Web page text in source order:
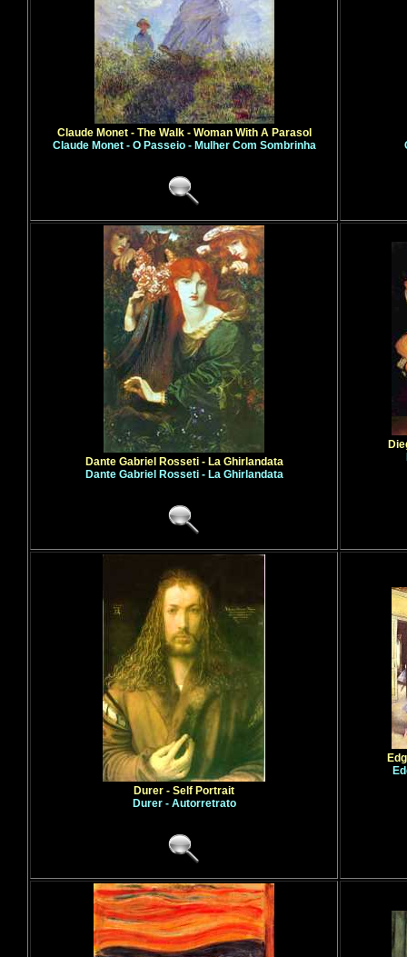
Claude Monet - The Walk - Woman With A Parasol
Claude Monet - O Passeio - Mulher Com Sombrinha
Dante Gabriel Rosseti - La Ghirlandata
Dante Gabriel Rosseti - La Ghirlandata
Durer - Self Portrait
Durer - Autorretrato